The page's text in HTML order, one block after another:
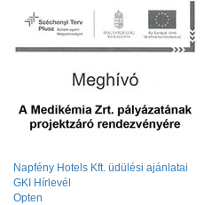
Napfény Hotels Kft. üdülési ajánlatai
GKI Hírlevél
Opten